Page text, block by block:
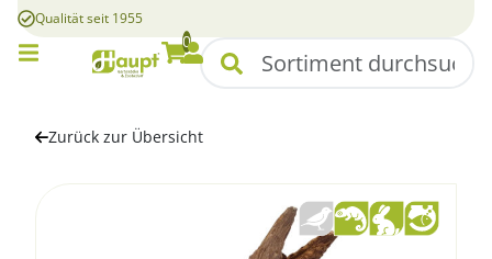
Qualität seit 1955
Suchen
0
Warenkorb
Konto
Mobile Menü
Zurück zur Übersicht